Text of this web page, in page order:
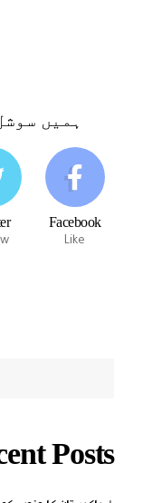
ہمیں
Facebook
Like
Posts